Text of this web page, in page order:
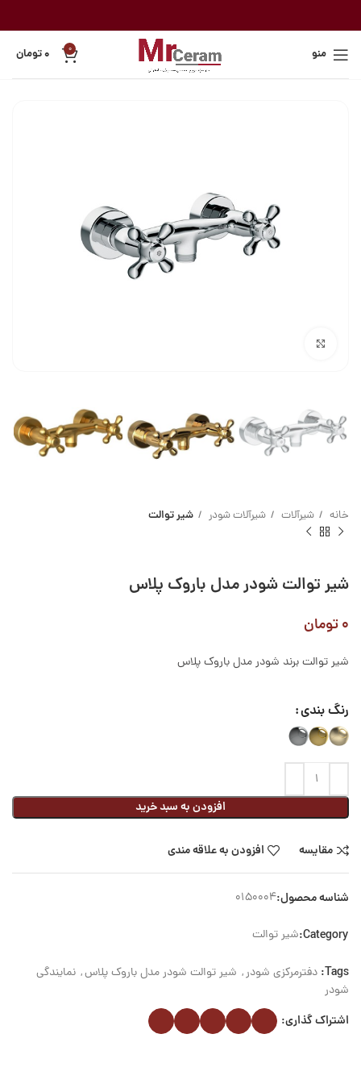
منو 0 ۰تومان
خانه شیرآلات شیرآلات شودر شیر توالت
شیر توالت شودر مدل باروک پلاس
۰تومان
شیر توالت برند شودر مدل باروک پلاس
رنگ بندی
افزودن به سبد خرید
مقایسه افزودن به علاقه مندی
شناسه محصول:0150004
Category: شیر توالت
Tags: دفترمرکزی شودر, شیر توالت شودر مدل باروک پلاس, نمایندگی
شودر
اشتراک گذاری: